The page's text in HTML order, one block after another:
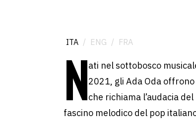
ITA / ENG / FRA
Nati nel sottobosco
2021, gli Ada Oda
che richiama l’audacia
fascino melodico del pop